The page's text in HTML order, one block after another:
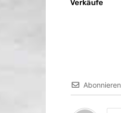
Verkäufe
Abonnieren